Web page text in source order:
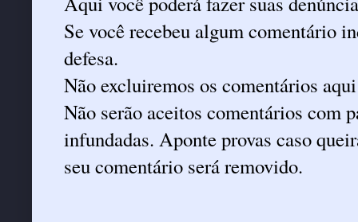
Se você recebeu algum comentário
defesa.
Não excluiremos os comentários
Não serão aceitos comentários com
infundadas. Aponte provas caso
seu comentário será removido.